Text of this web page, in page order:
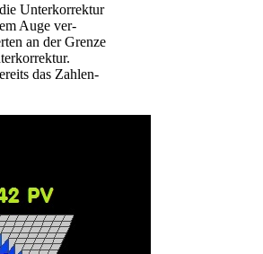
Unterkorrektur
Auge ver-
an der Grenze
das Zahlen-